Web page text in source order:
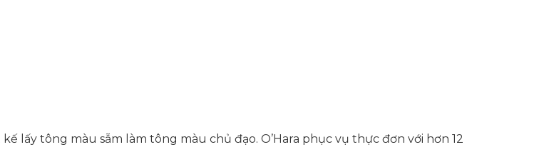
lấy tông màu sẫm làm tông màu chủ đạo. O’Hara phục vụ thực đơn với hơn 12